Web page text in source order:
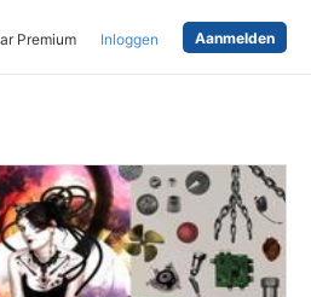
Premium Inloggen Aanmelden